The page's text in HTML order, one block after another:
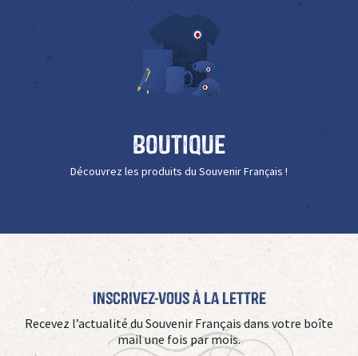
Boutique
Découvrez les produits du Souvenir Français !
Inscrivez-vous à La Lettre
Recevez l’actualité du Souvenir Français dans votre boîte
mail une fois par mois.